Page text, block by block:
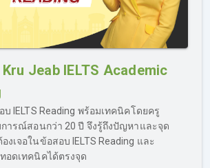
ได้ไหม?
นข้างต้น ว่าเรามีคอร์สติว IELTS ครบวงจร
นทุกราย แม้ผู้เรียนจะอยู่ในกลุ่ม “พื้นฐาน
แบบรวบรัด เป็นเนื้อหาสรุปตั้งแต่ต้น
อง Grammar ภาษาอังกฤษ ที่จะทำให้ผู้
ร ไวทยากรณ์ละเอียด สามารถนำไปใช้ทำ
ได้ และเป็นการปูพื้นฐานก่อนติวสอบ
ในส่วนของ Grammar จะสามารถนำไปต่อย
Writing ได้ (ทดลองเรียน IELTS ฟรี
ลิงค์นี้
Jeab IELTS Academic
บ IELTS Reading พร้อมเทคนิคโดยครู
การณ์สอนกว่า 20 ปี จึงรู้ถึงปัญหาและจุด
งเจอในข้อสอบ IELTS Reading และ
อดเทคนิคได้ตรงจุด